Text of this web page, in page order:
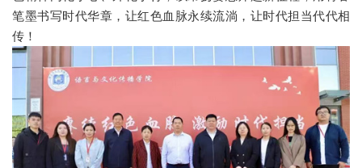
笔墨书写时代华章，让红色血脉永续流淌，让时代担当代代相
传！